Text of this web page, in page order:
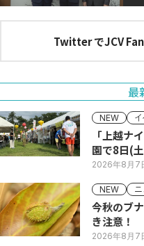
Twitter でJCV
最
NEW
「上越ナ
園で8日(
2026年8月7
NEW
今秋のブナは「
き注意！
2026年8月7